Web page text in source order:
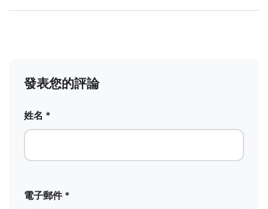
發表您的評論
姓名 *
電子郵件 *